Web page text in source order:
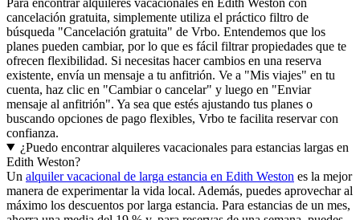
cancelación gratuita, simplemente utiliza el práctico filtro de
búsqueda "Cancelación gratuita" de Vrbo. Entendemos que los
planes pueden cambiar, por lo que es fácil filtrar propiedades que te
ofrecen flexibilidad. Si necesitas hacer cambios en una reserva
existente, envía un mensaje a tu anfitrión. Ve a "Mis viajes" en tu
cuenta, haz clic en "Cambiar o cancelar" y luego en "Enviar
mensaje al anfitrión". Ya sea que estés ajustando tus planes o
buscando opciones de pago flexibles, Vrbo te facilita reservar con
confianza.
¿Puedo encontrar alquileres vacacionales para estancias largas en
Edith Weston?
Un alquiler vacacional de larga estancia en Edith Weston es la mejor
manera de experimentar la vida local. Además, puedes aprovechar al
máximo los descuentos por larga estancia. Para estancias de un mes,